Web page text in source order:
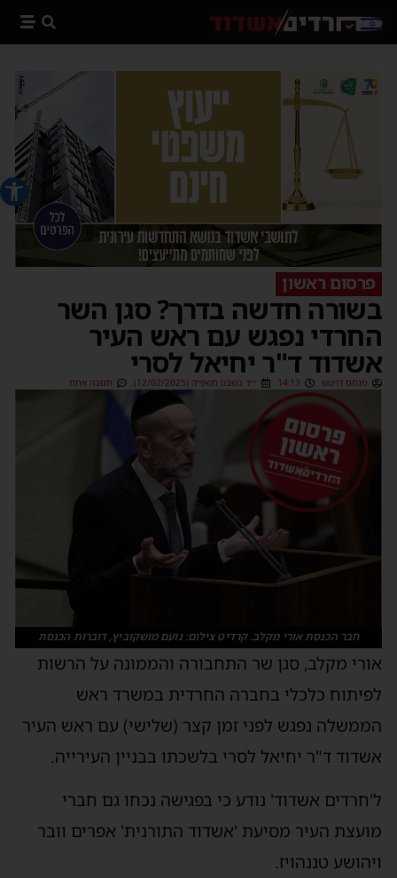
פתח
פרסום ראשון
בשורה חדשה בדרך? סגן השר
החרדי נפגש עם ראש העיר
אשדוד ד"ר יחיאל לסרי
מנחם דויטש 14:13 י״ד בשבט תשפ״ה (12/02/2025) תגובה אחת
חבר הכנסת אורי מקלב. קרדיט צילום: נועם מושקוביץ, דוברות הכנסת
אורי מקלב, סגן שר התחבורה והממונה על הרשות
לפיתוח כלכלי בחברה החרדית במשרד ראש
הממשלה נפגש לפני זמן קצר (שלישי) עם ראש העיר
אשדוד ד"ר יחיאל לסרי בלשכתו בבניין העירייה.
ל'חרדים אשדוד' נודע כי בפגישה נכחו גם חברי
מועצת העיר מסיעת 'אשדוד התורנית' אפרים וובר
ויהושע טננהויז.